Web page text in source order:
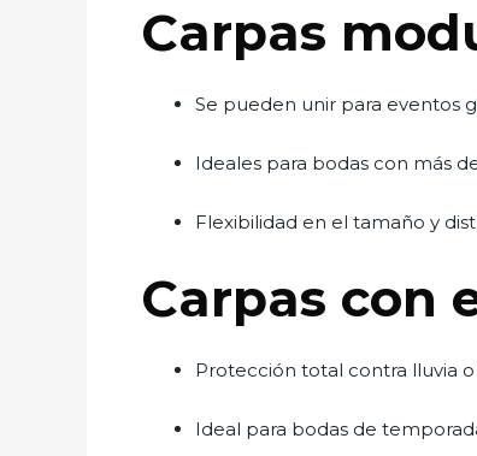
Carpas
Se pueden unir para eventos
Ideales para bodas con más
Flexibilidad en el tamaño y
Carpas con
Protección total contra lluvia
Ideal para bodas de